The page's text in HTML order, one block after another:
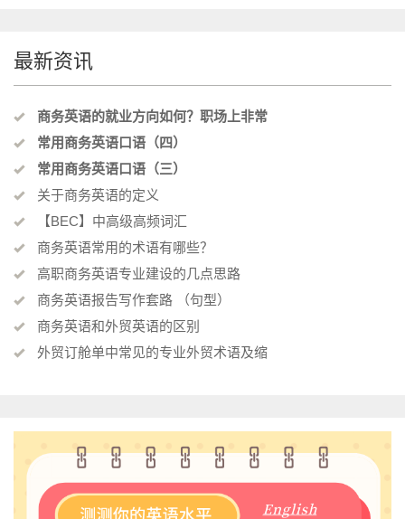
最新资讯
商务英语的就业方向如何？职场上非常
常用商务英语口语（四）
常用商务英语口语（三）
关于商务英语的定义
【BEC】中高级高频词汇
商务英语常用的术语有哪些？
高职商务英语专业建设的几点思路
商务英语报告写作套路 （句型）
商务英语和外贸英语的区别
外贸订舱单中常见的专业外贸术语及缩